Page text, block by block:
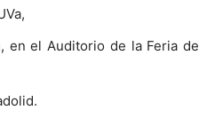
, en el Auditorio de la Feria de